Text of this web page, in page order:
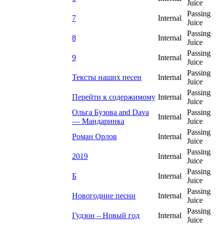
Juice
7
Internal
Passing
Juice
8
Internal
Passing
Juice
9
Internal
Passing
Juice
Тексты наших песен
Internal
Passing
Juice
Перейти к содержимому Internal
Passing
Juice
Ольга Бузова and Dava
— Мандаринка
Internal
Passing
Juice
Роман Орлов
Internal
Passing
Juice
2019
Internal
Passing
Juice
Б
Internal
Passing
Juice
Новогодние песни
Internal
Passing
Juice
Гудзон – Новый год
Internal
Passing
Juice